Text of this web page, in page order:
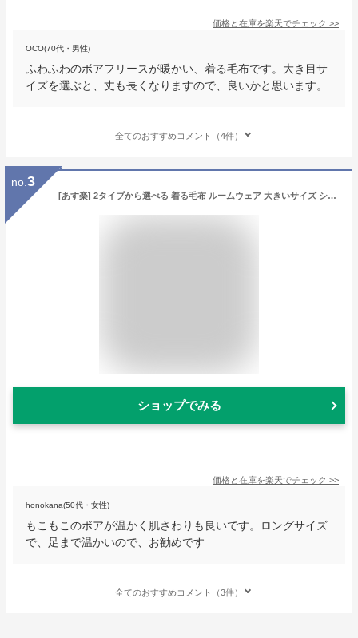
価格と在庫を楽天でチェック >>
OCO(70代・男性)
ふわふわのボアフリースが暖かい、着る毛布です。大き目サ
イズを選ぶと、丈も長くなりますので、良いかと思います。
全てのおすすめコメント（4件）
no. 3
[あす楽] 2タイプから選べる 着る毛布 ルームウェア 大きいサイズ シープボア モコボア ロングガウン ガウン シャギー レディース 可愛い メンズ 部屋着 ルームウエア マタニティ メンズファッション ワンマイルウェア 前開き かわいい おしゃれ 寝る ふわもこ 男女兼用
ショップでみる
価格と在庫を楽天でチェック >>
honokana(50代・女性)
もこもこのボアが温かく肌さわりも良いです。ロングサイズ
で、足まで温かいので、お勧めです
全てのおすすめコメント（3件）